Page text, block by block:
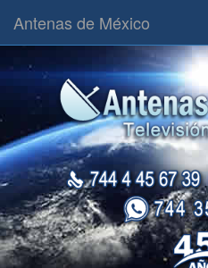
Antenas de México